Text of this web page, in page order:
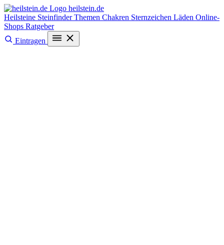
heilstein.de
Heilsteine SteinfinderThemen Chakren Sternzeichen Läden Online-
Shops Ratgeber
Eintragen